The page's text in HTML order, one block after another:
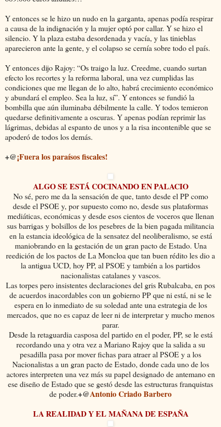
Y entonces se le hizo un nudo en la garganta, apenas podía respirar
a causa de la indignación y la mujer optó por callar. Y se hizo el
silencio. Y la plaza estaba desordenada y vacía, y las tinieblas
aparecieron ante la gente, y el colapso se cernía sobre todo el país.
Y entonces dijo Rajoy: “Os traigo la luz. Creedme, cuando surtan
efecto los recortes y la reforma laboral, una vez cumplidas las
condiciones que me llegan de lo alto, habrá crecimiento económico
y abundará el empleo. Sea la luz, sí”. Y entonces se fundió la
bombilla que aún iluminaba débilmente la calle. Y todos temieron
quedarse definitivamente a oscuras. Y apenas podían reprimir las
lágrimas, debidas al espanto de unos y a la risa incontenible que se
apoderó de todos los demás.
+@¡Fuera los paraísos fiscales!
ALGO SE ESTÁ COCINANDO EN PALACIO
No sé, pero me da la sensación de que, tanto desde el PP como
desde el PSOE y, por supuesto como no, desde sus plataformas
mediáticas, económicas y desde esos cientos de voceros que llenan
sus barrigas y bolsillos de los pesebres de la bien pagada militancia
en la estancia ideológica de la sensatez del neoliberalismo, se está
maniobrando en la gestación de un gran pacto de Estado. Una
reedición de los pactos de La Moncloa que tan buen rédito les dio a
la antigua UCD, hoy PP, al PSOE y también a los partidos
nacionalistas catalanes y vascos.
Las torpes pero insistentes declaraciones del gris Rubalcaba, en pos
de acuerdos inacordables con un gobierno PP que ni está, ni se le
espera en lo inmediato de su soledad ante una estrategia de los
mercados, que no es capaz de leer ni de interpretar y mucho menos
parar.
Desde la retaguardia casposa del partido en el poder, PP, se le está
recordando una y otra vez a Mariano Rajoy que la salida a su
pesadilla pasa por mover fichas para atraer al PSOE y a los
Nacionalistas a un gran pacto de Estado, donde cada uno de los
actores interpreten una vez más su papel designado de antemano en
ese diseño de Estado que se gestó desde las estructuras franquistas
de poder.+@Antonio Criado Barbero
LA REALIDAD Y EL MAÑANA DE ESPAÑA